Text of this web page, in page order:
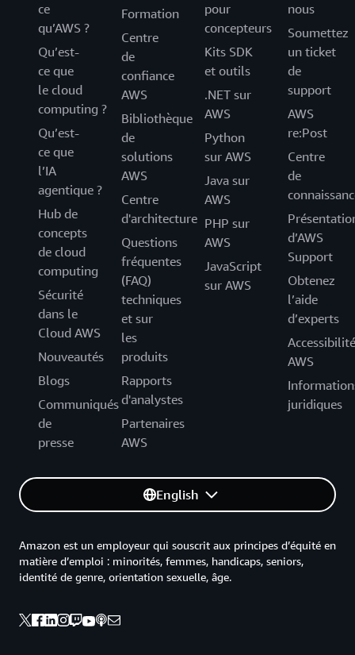
ce
qu’AWS ?
Qu’est-
ce que
le cloud
computing ?
Qu’est-
ce que
l’IA
agentique ?
Hub de
concepts
de cloud
computing
Sécurité
dans le
Cloud AWS
Nouveautés
Blogs
Communiqués
de
presse
Formation
Centre
de
confiance
AWS
Bibliothèque
de
solutions
AWS
Centre
d'architecture
Questions
fréquentes
(FAQ)
techniques
et sur
les
produits
Rapports
d'analystes
Partenaires
AWS
pour
concepteurs
Kits SDK
et outils
.NET sur
AWS
Python
sur AWS
Java sur
AWS
PHP sur
AWS
JavaScript
sur AWS
nous
Soumettez
un ticket
de
support
AWS
re:Post
Centre
de
d’AWS
Support
Obtenez
l’aide
d’experts
Accessibilité
AWS
juridiques
English
Amazon est un employeur qui souscrit aux principes d’équité en
matière d’emploi : minorités, femmes, handicaps, seniors,
identité de genre, orientation sexuelle, âge.